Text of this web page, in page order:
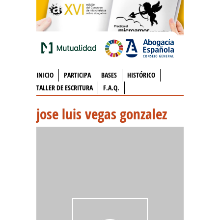
INICIO PARTICIPA BASES
HISTÓRICO
TALLER DE ESCRITURA
F.A.Q.
jose luis vegas gonzalez